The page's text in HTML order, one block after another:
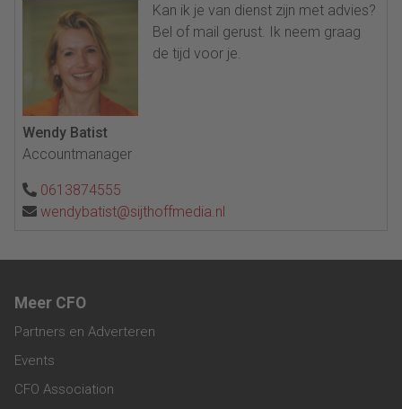
Kan ik je van dienst zijn met advies?
Bel of mail gerust. Ik neem graag
de tijd voor je.
Wendy Batist
Accountmanager
0613874555
wendybatist@sijthoffmedia.nl
Meer CFO
Partners en Adverteren
Events
CFO Association